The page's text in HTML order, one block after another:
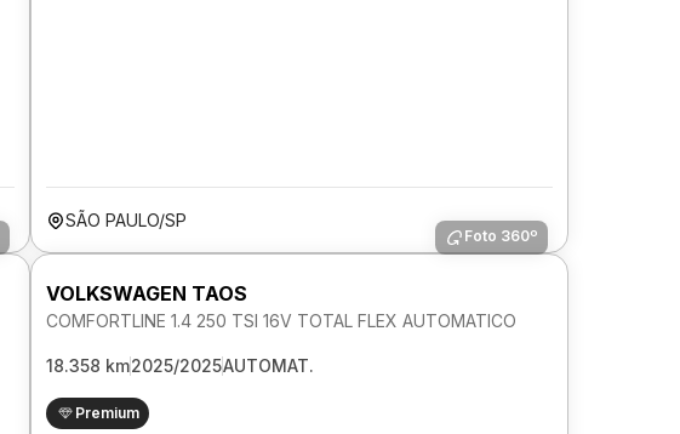
SÃO PAULO/SP
Foto 360º
VOLKSWAGEN TAOS
COMFORTLINE 1.4 250 TSI 16V TOTAL FLEX AUTOMATICO
18.358 km2025/2025AUTOMAT.
Premium